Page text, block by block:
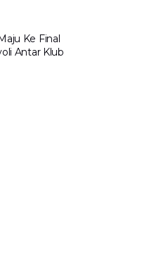
Ke Final
Antar Klub